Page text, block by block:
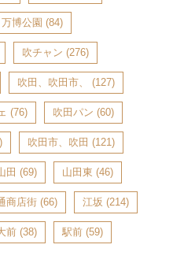
万博公園 (84)
吹チャン (276)
吹田、吹田市、 (127)
(76) 吹田パン (60)
吹田市、吹田 (121)
田 (69) 山田東 (46)
商店街 (66) 江坂 (214)
前 (38) 駅前 (59)